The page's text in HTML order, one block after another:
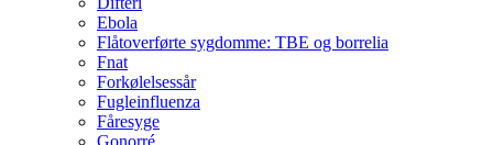
Ebola
Flåtoverførte sygdomme: TBE og borrelia
Fnat
Forkølelsessår
Fugleinfluenza
Fåresyge